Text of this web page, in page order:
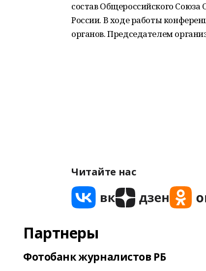
состав Общероссийского
России. В ходе работы
органов. Председателем
Читайте нас
Партнеры
Фотобанк журналистов РБ